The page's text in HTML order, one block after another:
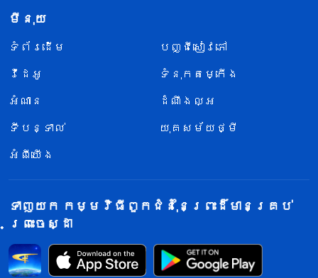
មីនុយ
ទំព័រ​ដើម
បញ្ជីសៀវភៅ
វីដេអូ
ទំនុកតម្កើង
អំណាន
ដំណឹងល្អ
ទីបន្ទាល់
យុគសម័យថ្មី
អំពីយើង
ទាញយក កម្មវិធីពួកជំនុំនៃព្រះដ៏មានគ្រប់
ព្រះចេស្ដា